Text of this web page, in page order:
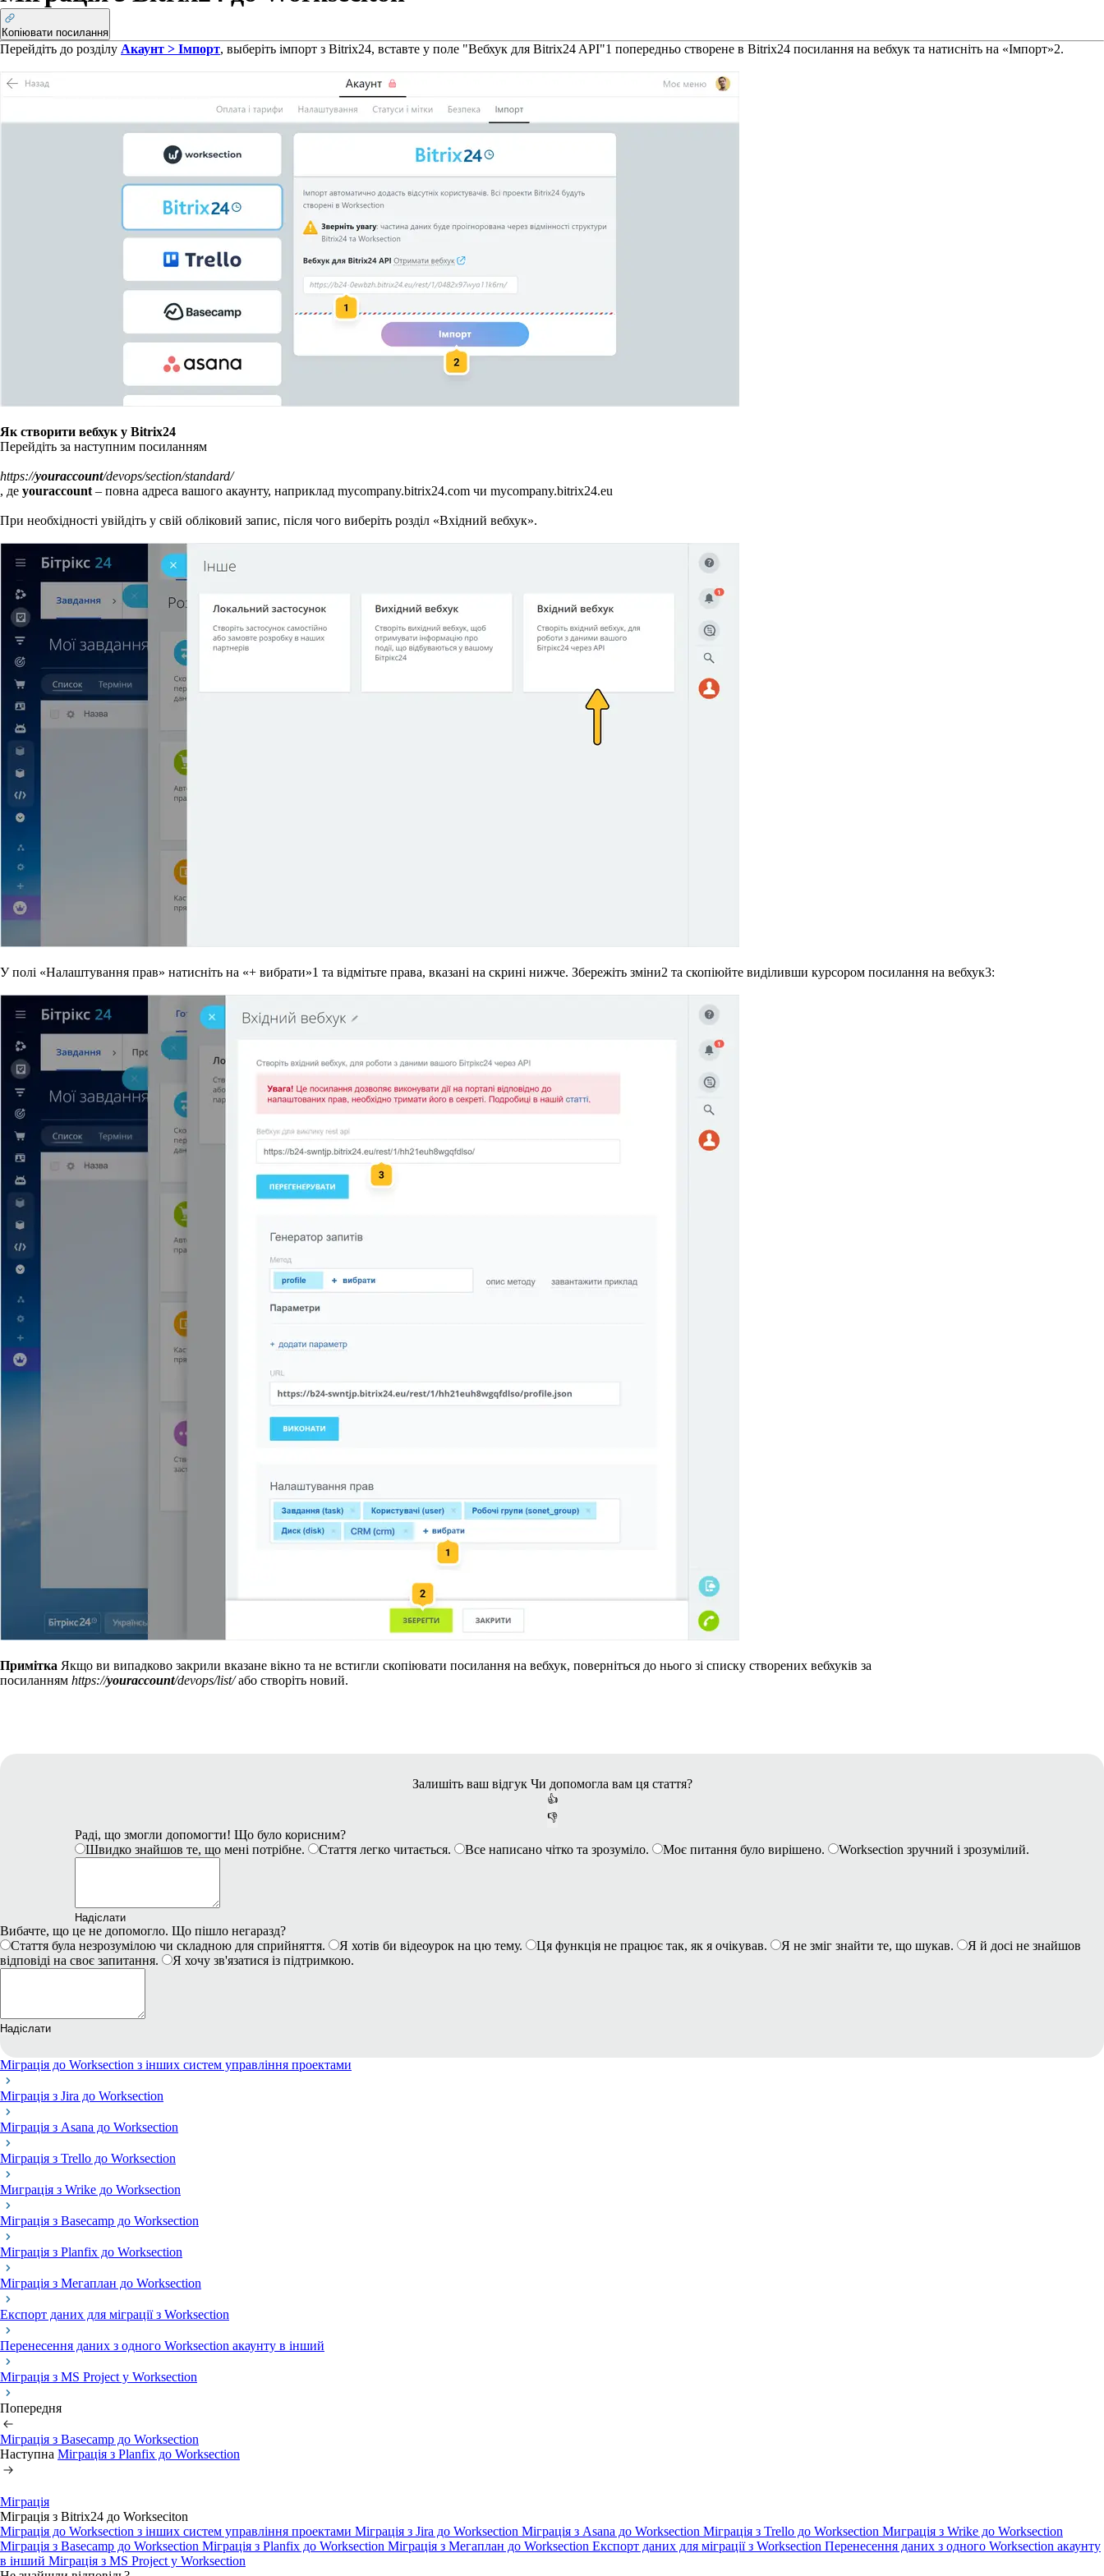
Копіювати посилання
Перейдіть до розділу Акаунт > Імпорт, выберіть імпорт з Bitrix24, вставте у поле "Вебхук для Bitrix24 API"1 попередньо створене в Bitrix24 посилання на вебхук та натисніть на «Імпорт»2.
Як створити вебхук у Bitrix24
Перейдіть за наступним посиланням
https://youraccount/devops/section/standard/
, де youraccount – повна адреса вашого акаунту, наприклад mycompany.bitrix24.com чи mycompany.bitrix24.eu
При необхідності увійдіть у свій обліковий запис, після чого виберіть розділ «Вхідний вебхук».
У полі «Налаштування прав» натисніть на «+ вибрати»1 та відмітьте права, вказані на скрині нижче. Збережіть зміни2 та скопіюйте виділивши курсором посилання на вебхук3:
Примітка Якщо ви випадково закрили вказане вікно та не встигли скопіювати посилання на вебхук, поверніться до нього зі списку створених вебхуків за
посиланням https://youraccount/devops/list/або створіть новий.
Залишіть ваш відгук Чи допомогла вам ця стаття?
👍
👎
Раді, що змогли допомогти! Що було корисним?
Швидко знайшов те, що мені потрібне.
Стаття легко читається. Все написано чітко та зрозуміло. Моє питання було вирішено. Worksection зручний і зрозумілий.
Надіслати
Вибачте, що це не допомогло. Що пішло негаразд?
Стаття була незрозумілою чи складною для сприйняття.
Я хотів би відеоурок на цю тему. Ця функція не працює так, як я очікував. Я не зміг знайти те, що шукав.
Я й досі не знайшов
відповіді на своє запитання.
Я хочу зв'язатися із підтримкою.
Надіслати
Міграція до Worksection з інших систем управління проектами
Міграція з Jira до Worksection
Міграція з Asana до Worksection
Міграція з Trello до Worksection
Миграція з Wrike до Worksection
Міграція з Basecamp до Worksection
Міграція з Planfix до Worksection
Міграція з Мегаплан до Worksection
Експорт даних для міграції з Worksection
Перенесення даних з одного Worksection акаунту в інший
Міграція з MS Project у Worksection
Попередня
Міграція з Basecamp до Worksection
Наступна Міграція з Planfix до Worksection
Міграція
Міграція з Bitrix24 до Workseciton
Міграція до Worksection з інших систем управління проектами Міграція з Jira до Worksection Міграція з Asana до Worksection Міграція з Trello до Worksection Миграція з Wrike до Worksection
Міграція з Basecamp до Worksection Міграція з Planfix до Worksection Міграція з Мегаплан до Worksection Експорт даних для міграції з Worksection Перенесення даних з одного Worksection акаунту
в інший Міграція з MS Project у Worksection